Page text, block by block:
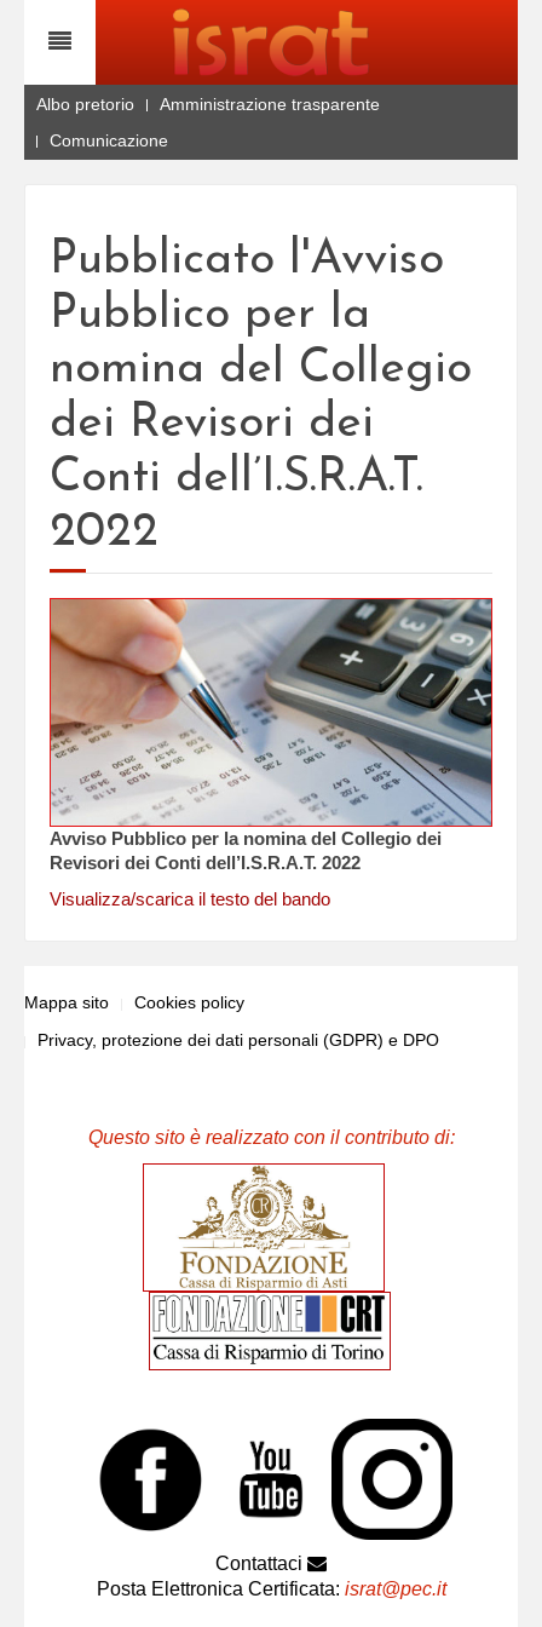
Albo pretorio
Amministrazione trasparente
Comunicazione
Pubblicato l'Avviso
Pubblico per la
nomina del Collegio
dei Revisori dei
Conti dell’I.S.R.A.T.
2022
Avviso Pubblico per la nomina del Collegio dei
Revisori dei Conti dell’I.S.R.A.T. 2022
Visualizza/scarica il testo del bando
Mappa sito
Cookies policy
Privacy, protezione dei dati personali (GDPR) e DPO
Questo sito è realizzato con il contributo di:
Contattaci
Posta Elettronica Certificata: israt@pec.it